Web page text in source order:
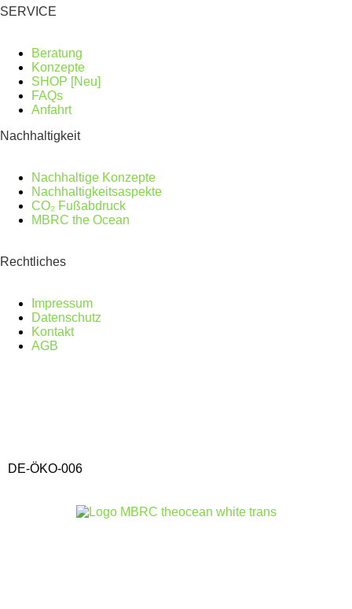
SERVICE
Beratung
Konzepte
SHOP [Neu]
FAQs
Anfahrt
Nachhaltigkeit
Nachhaltige Konzepte
Nachhaltigkeitsaspekte
CO₂ Fußabdruck
MBRC the Ocean
Rechtliches
Impressum
Datenschutz
Kontakt
AGB
DE-ÖKO-006